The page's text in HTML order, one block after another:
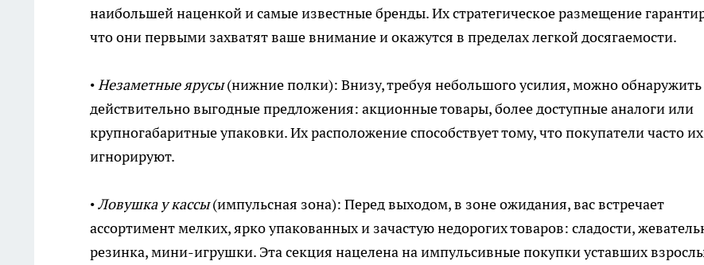
наибольшей наценкой и самые известные бренды. Их стратегическое размещение
что они первыми захватят ваше внимание и окажутся в пределах легкой досягаемости.
•Незаметные ярусы(нижние полки): Внизу, требуя небольшого усилия, можно обнаружить
действительно выгодные предложения: акционные товары, более доступные аналоги или
крупногабаритные упаковки. Их расположение способствует тому, что покупатели часто их
игнорируют.
•Ловушка у кассы(импульсная зона): Перед выходом, в зоне ожидания, вас встречает
ассортимент мелких, ярко упакованных и зачастую недорогих товаров: сладости,
резинка, мини-игрушки. Эта секция нацелена на импульсивные покупки уставших